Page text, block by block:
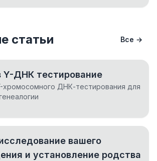
статьи Все →
Y-ДНК тестирование
хромосомного ДНК-тестирования для
вашего
и установление родства